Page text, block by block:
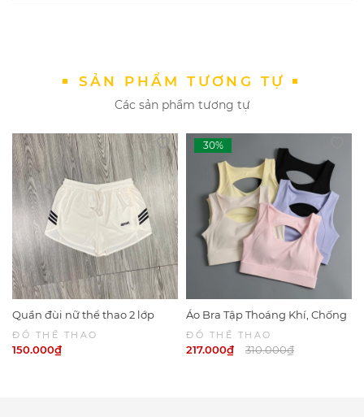
SẢN PHẨM TƯƠNG TỰ
Các sản phẩm tương tự
Quần đùi nữ thể thao 2 lớp
Sport 6049
ĐỒ THỂ THAO
150.000₫
Áo Bra Tập Thoáng Khí, Chống
Sốc Khi CHạy Bộ 6047 | DỨA
BIKINI & SPORTWEAR
ĐỒ THỂ THAO
217.000₫ 310.000₫